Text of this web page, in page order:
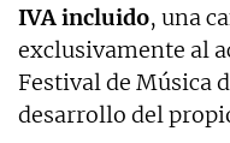
IVA incluido, una
exclusivamente al
Festival de Música
desarrollo del